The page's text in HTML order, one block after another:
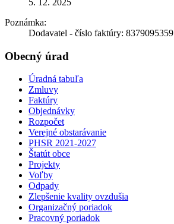
Poznámka:
Dodavatel - číslo faktúry: 8379095359
Obecný úrad
Úradná tabuľa
Zmluvy
Faktúry
Objednávky
Rozpočet
Verejné obstarávanie
PHSR 2021-2027
Štatút obce
Projekty
Voľby
Odpady
Zlepšenie kvality ovzdušia
Organizačný poriadok
Pracovný poriadok